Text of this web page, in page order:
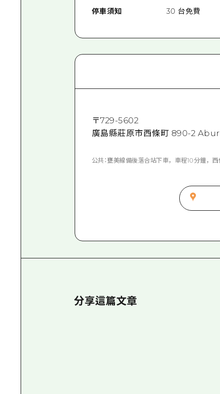
停車須知 30 台免費
〒729-5602
廣島縣莊原市西條町 890-2
公共：甕美線備後落合站下車，車程10分鐘，
分享這篇文章